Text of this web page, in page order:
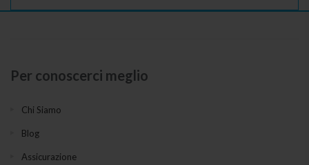
Per conoscerci meglio
Chi Siamo
Blog
Assicurazione